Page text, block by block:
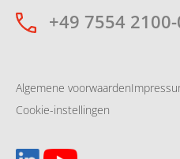
+49 7554
Algemene voorwaarden
Cookie-instellingen